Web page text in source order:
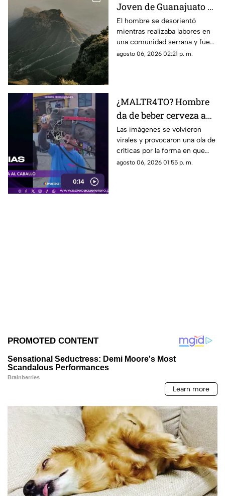
Joven de Guanajuato es
encontrado en la Sierra
Gorda de Querétaro
El hombre se desorientó
mientras realizaba labores en
una comunidad serrana y fue
encontrado durante la noche
agosto 06, 2026 02:21 p. m.
0:14
¿MALTR4TO? Hombre
da de beber cerveza a
caballo tras desfile; así
reaccionó el animal
Las imágenes se volvieron
virales y provocaron una ola de
críticas por la forma en que
fue tratado el animal al
agosto 06, 2026 01:55 p. m.